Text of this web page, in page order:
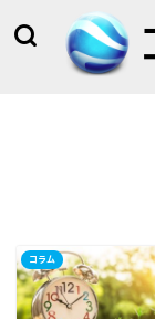
コラム